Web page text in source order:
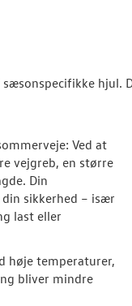
hjul.
Ved at
vejgreb, en større
Din
sikkerhed – især
last eller
høje temperaturer,
bliver mindre